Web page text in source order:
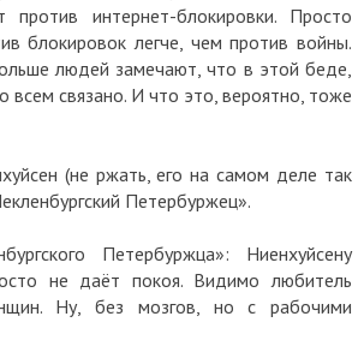
против интернет-блокировки. Просто
блокировок легче, чем против войны.
людей замечают, что в этой беде,
всем связано. И что это, вероятно, тоже
(не ржать, его на самом деле так
Петербуржец».
Петербуржца»: Ниенхуйсену
не даёт покоя. Видимо любитель
Ну, без мозгов, но с рабочими